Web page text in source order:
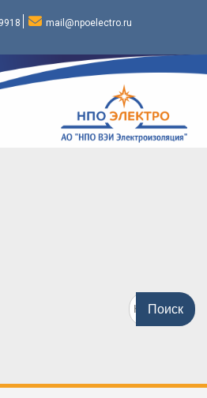
mail@npoelectro.ru
Поиск
по: